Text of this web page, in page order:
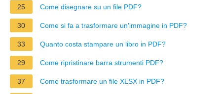
25 Come disegnare su un file PDF?
30 Come si fa a trasformare un'immagine in PDF?
33 Quanto costa stampare un libro in PDF?
29 Come ripristinare barra strumenti PDF?
37 Come trasformare un file XLSX in PDF?